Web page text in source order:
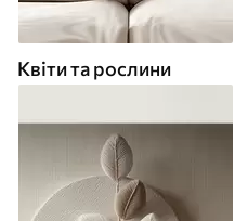
Квіти та рослини